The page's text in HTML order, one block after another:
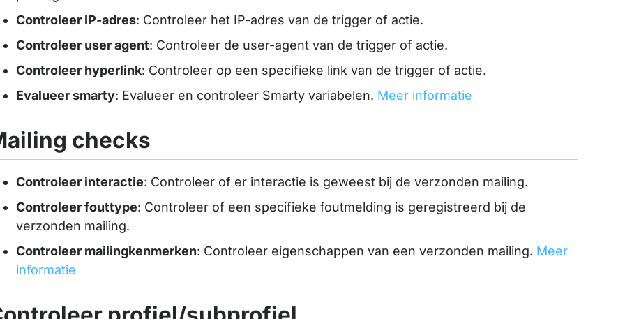
Controleer IP-adres: Controleer het IP-adres van de trigger of actie.
Controleer user agent: Controleer de user-agent van de trigger of actie.
Controleer hyperlink: Controleer op een specifieke link van de trigger of actie.
Evalueer smarty: Evalueer en controleer Smarty variabelen. Meer informatie
checks
Controleer interactie: Controleer of er interactie is geweest bij de verzonden mailing.
Controleer fouttype: Controleer of een specifieke foutmelding is geregistreerd bij de
verzonden mailing.
Controleer mailingkenmerken: Controleer eigenschappen van een verzonden mailing. Meer
informatie